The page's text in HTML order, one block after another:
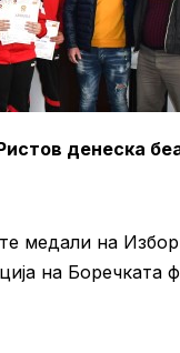
денеска
медали на
на Боречката